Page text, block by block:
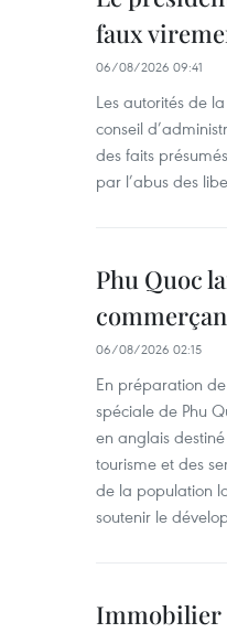
faux
06/08/2026 09:41
Les autorités de
conseil
des faits
par l’abus des
Phu Quoc
06/08/2026 02:15
En préparation
spéciale de Phu
en anglais
tourisme et des
de la population
soutenir le
Immobilier